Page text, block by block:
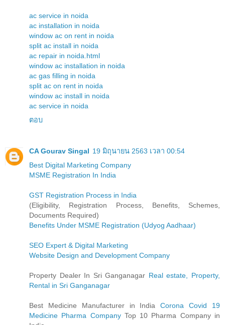
ac service in noida
ac installation in noida
window ac on rent in noida
split ac install in noida
ac repair in noida.html
window ac installation in noida
ac gas filling in noida
split ac on rent in noida
window ac install in noida
ac service in noida
ตอบ
CA Gourav Singal 19 มิถุนายน 2563 เวลา 00:54
Best Digital Marketing Company
MSME Registration In India
GST Registration Process in India
(Eligibility, Registration Process, Benefits, Schemes,
Documents Required)
Benefits Under MSME Registration (Udyog Aadhaar)
SEO Expert & Digital Marketing
Website Design and Development Company
Property Dealer In Sri Ganganagar Real estate, Property,
Rental in Sri Ganganagar
Best Medicine Manufacturer in IndiaCorona Covid 19
Medicine Pharma CompanyTop 10 Pharma Company in